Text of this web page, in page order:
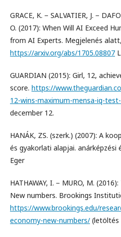
GRACE, K. − SALVATIER, J. −
O. (2017): When Will AI Exceed
from AI Experts. Megjelenés alatt,
https://arxiv.org/abs/1705.08807
GUARDIAN (2015): Girl, 12,
score. https://
12-wins-maximum-mensa-iq-
december 12.
HANÁK, ZS. (szerk.) (2007): A
és gyakorlati alapjai. anárképzési
Eger
HATHAWAY, I. − MURO, M.
New numbers. Brookings
https://www.brookings.edu/
economy-new-numbers/ (letöltés